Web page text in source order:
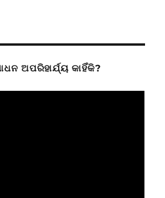
ଅପରିହାର୍ଯ୍ୟ କାହିଁକି?